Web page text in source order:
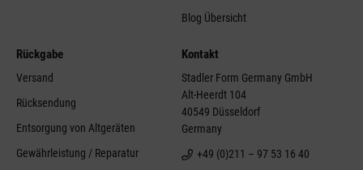
Blog Übersicht
Rückgabe
Versand
Rücksendung
Entsorgung von Altgeräten
Gewährleistung / Reparatur
Kontakt
Stadler Form Germany GmbH
Alt-Heerdt 104
40549 Düsseldorf
Germany
+49 (0)211 – 97 53 16 40